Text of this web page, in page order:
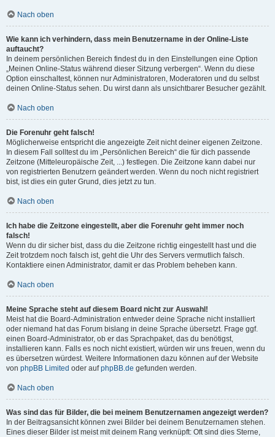
Nach oben
Wie kann ich verhindern, dass mein Benutzername in der Online-Liste
auftaucht?
In deinem persönlichen Bereich findest du in den Einstellungen eine Option
„Meinen Online-Status während dieser Sitzung verbergen“. Wenn du diese
Option einschaltest, können nur Administratoren, Moderatoren und du selbst
deinen Online-Status sehen. Du wirst dann als unsichtbarer Besucher gezählt.
Nach oben
Die Forenuhr geht falsch!
Möglicherweise entspricht die angezeigte Zeit nicht deiner eigenen Zeitzone.
In diesem Fall solltest du im „Persönlichen Bereich“ die für dich passende
Zeitzone (Mitteleuropäische Zeit, ...) festlegen. Die Zeitzone kann dabei nur
von registrierten Benutzern geändert werden. Wenn du noch nicht registriert
bist, ist dies ein guter Grund, dies jetzt zu tun.
Nach oben
Ich habe die Zeitzone eingestellt, aber die Forenuhr geht immer noch
falsch!
Wenn du dir sicher bist, dass du die Zeitzone richtig eingestellt hast und die
Zeit trotzdem noch falsch ist, geht die Uhr des Servers vermutlich falsch.
Kontaktiere einen Administrator, damit er das Problem beheben kann.
Nach oben
Meine Sprache steht auf diesem Board nicht zur Auswahl!
Meist hat die Board-Administration entweder deine Sprache nicht installiert
oder niemand hat das Forum bislang in deine Sprache übersetzt. Frage ggf.
einen Board-Administrator, ob er das Sprachpaket, das du benötigst,
installieren kann. Falls es noch nicht existiert, würden wir uns freuen, wenn du
es übersetzen würdest. Weitere Informationen dazu können auf der Website
von phpBB Limited oder aufphpBB.de gefunden werden.
Nach oben
Was sind das für Bilder, die bei meinem Benutzernamen angezeigt werden?
In der Beitragsansicht können zwei Bilder bei deinem Benutzernamen stehen.
Eines dieser Bilder ist meist mit deinem Rang verknüpft: Oft sind dies Sterne,